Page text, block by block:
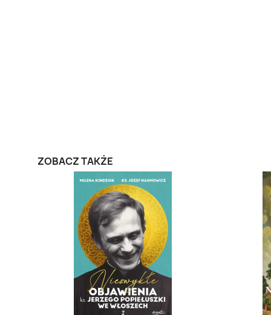
ZOBACZ TAKŻE